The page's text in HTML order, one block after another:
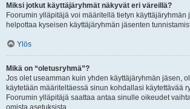
Miksi jotkut käyttäjäryhmät näkyvät eri väreillä?
Foorumin ylläpitäjä voi määritellä tietyn käyttäjäryhmän
helpottaa kyseisen käyttäjäryhmän jäsenten
Ylös
Mikä on “oletusryhmä”?
Jos olet useamman kuin yhden käyttäjäryhmän jäsen,
käytetään määriteltäessä sinun kohdallasi käytettävää
Foorumin ylläpitäjä saattaa antaa sinulle oikeudet
omista asetuksista.